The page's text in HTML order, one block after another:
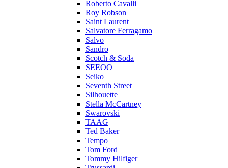
Roberto Cavalli
Roy Robson
Saint Laurent
Salvatore Ferragamo
Salvo
Sandro
Scotch & Soda
SEEOO
Seiko
Seventh Street
Silhouette
Stella McCartney
Swarovski
TAAG
Ted Baker
Tempo
Tom Ford
Tommy Hilfiger